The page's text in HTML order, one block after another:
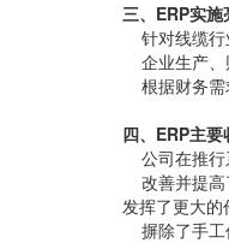
三、ERP实施
针对线缆行
企业生产、
根据财务需
四、ERP主要
公司在推行
改善并提高
发挥了更大的
摒除了手工